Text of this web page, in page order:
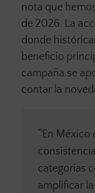
nota que
de 2026. La
donde
beneficio
campaña se
contar la
“En México
categorías
amplificar